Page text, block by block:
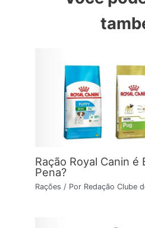
Ração Royal Canin é
Pena?
Rações / Por Redação Clube